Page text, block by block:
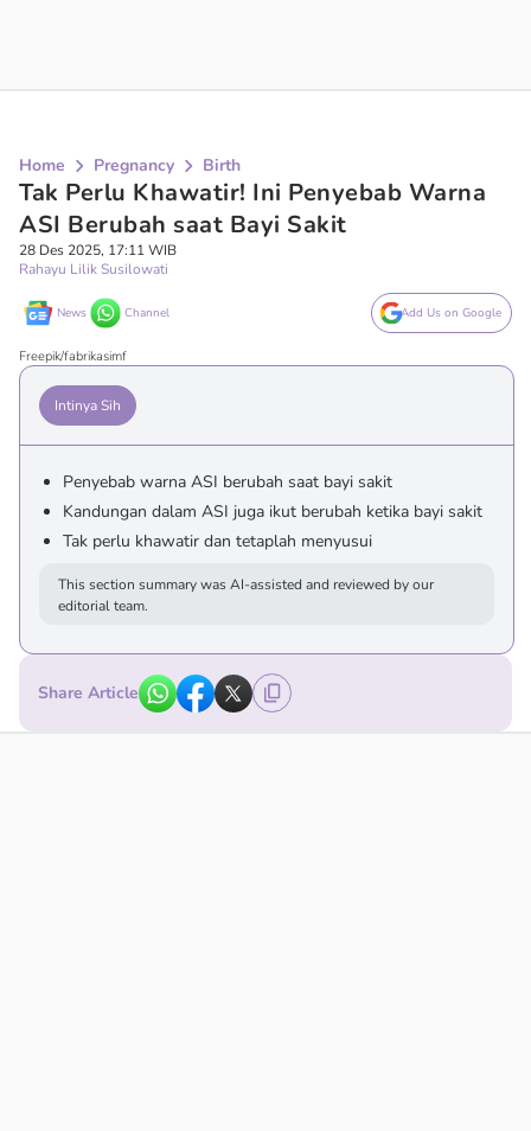
Home Pregnancy Birth
Tak Perlu Khawatir! Ini Penyebab Warna
ASI Berubah saat Bayi Sakit
28 Des 2025, 17:11 WIB
Rahayu Lilik Susilowati
News Channel Add Us on Google
Freepik/fabrikasimf
Intinya Sih
Penyebab warna ASI berubah saat bayi sakit
Kandungan dalam ASI juga ikut berubah ketika bayi sakit
Tak perlu khawatir dan tetaplah menyusui
This section summary was AI-assisted and reviewed by our
editorial team.
Share Article